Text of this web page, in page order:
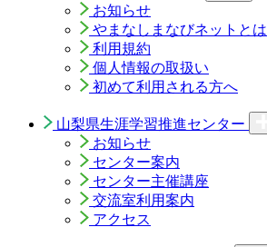
お知らせ
やまなしまなびネットとは
利用規約
個人情報の取扱い
初めて利用される方へ
山梨県生涯学習推進センター
お知らせ
センター案内
センター主催講座
交流室利用案内
アクセス